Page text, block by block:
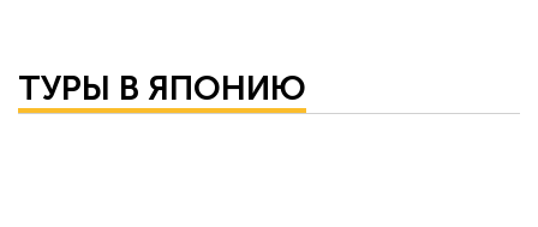
ТУРЫ В ЯПОНИЮ